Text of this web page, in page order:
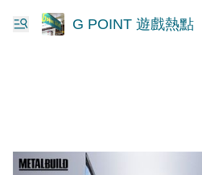
G POINT 遊戲熱點